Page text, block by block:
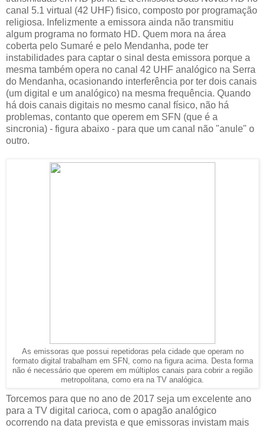
canal 5.1 virtual (42 UHF) fisico, composto por programação
religiosa. Infelizmente a emissora ainda não transmitiu
algum programa no formato HD. Quem mora na área
coberta pelo Sumaré e pelo Mendanha, pode ter
instabilidades para captar o sinal desta emissora porque a
mesma também opera no canal 42 UHF analógico na Serra
do Mendanha, ocasionando interferência por ter dois canais
(um digital e um analógico) na mesma frequência. Quando
há dois canais digitais no mesmo canal físico, não há
problemas, contanto que operem em SFN (que é a
sincronia) - figura abaixo - para que um canal não "anule" o
outro.
As emissoras que possui repetidoras pela cidade que operam no
formato digital trabalham em SFN, como na figura acima. Desta forma
não é necessário que operem em múltiplos canais para cobrir a região
metropolitana, como era na TV analógica.
Torcemos para que no ano de 2017 seja um excelente ano
para a TV digital carioca, com o apagão analógico
ocorrendo na data prevista e que emissoras invistam mais